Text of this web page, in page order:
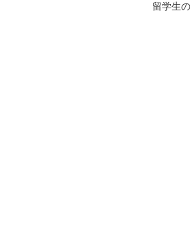
留学生